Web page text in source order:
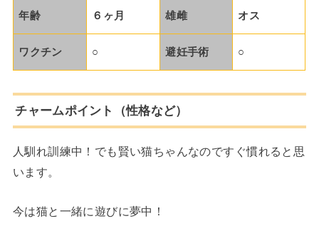
年齢 ６ヶ月 雄雌 オス
ワクチン ○ 避妊手術 ○
チャームポイント（性格など）
人馴れ訓練中！でも賢い猫ちゃんなのですぐ慣れると思
います。
今は猫と一緒に遊びに夢中！